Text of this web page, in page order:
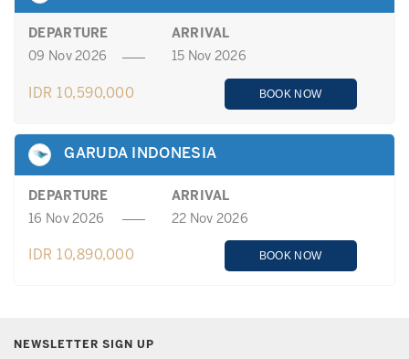
DEPARTURE
ARRIVAL
09 Nov 2026
15 Nov 2026
IDR 10,590,000 BOOK NOW
GARUDA INDONESIA
DEPARTURE
ARRIVAL
16 Nov 2026
22 Nov 2026
IDR 10,890,000 BOOK NOW
NEWSLETTER SIGN UP